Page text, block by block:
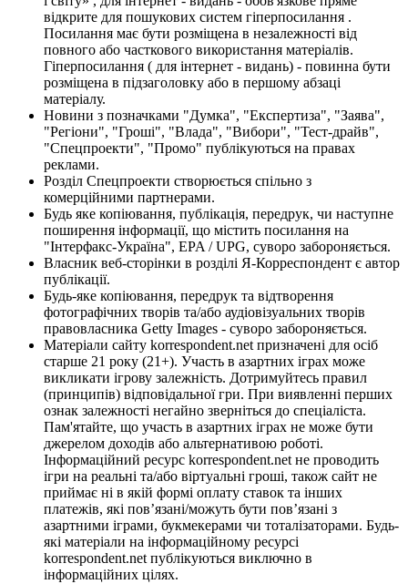
відкрите для пошукових систем гіперпосилання .
Посилання має бути розміщена в незалежності від
повного або часткового використання матеріалів.
Гіперпосилання ( для інтернет - видань) - повинна бути
розміщена в підзаголовку або в першому абзаці
матеріалу.
Новини з позначками "Думка", "Експертиза", "Заява",
"Регіони", "Гроші", "Влада", "Вибори", "Тест-драйв",
"Спецпроекти", "Промо" публікуються на правах
реклами.
Розділ Спецпроекти створюється спільно з
комерційними партнерами.
Будь яке копіювання, публікація, передрук, чи наступне
поширення інформації, що містить посилання на
"Інтерфакс-Україна", EPA / UPG, суворо забороняється.
Власник веб-сторінки в розділі Я-Корреспондент є автор
публікації.
Будь-яке копіювання, передрук та відтворення
фотографічних творів та/або аудіовізуальних творів
правовласника Getty Images - суворо забороняється.
Матеріали сайту korrespondent.net призначені для осіб
старше 21 року (21+). Участь в азартних іграх може
викликати ігрову залежність. Дотримуйтесь правил
(принципів) відповідальної гри. При виявленні перших
ознак залежності негайно зверніться до спеціаліста.
Пам'ятайте, що участь в азартних іграх не може бути
джерелом доходів або альтернативою роботі.
Інформаційний ресурс korrespondent.net не проводить
ігри на реальні та/або віртуальні гроші, також сайт не
приймає ні в якій формі оплату ставок та інших
платежів, які пов’язані/можуть бути пов’язані з
азартними іграми, букмекерами чи тоталізаторами. Будь-
які матеріали на інформаційному ресурсі
korrespondent.net публікуються виключно в
інформаційних цілях.